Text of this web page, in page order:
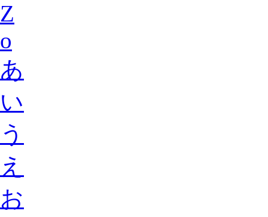
Z
o
あ
い
う
え
お